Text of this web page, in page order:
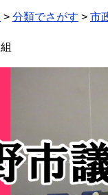
> 分類でさがす > 市